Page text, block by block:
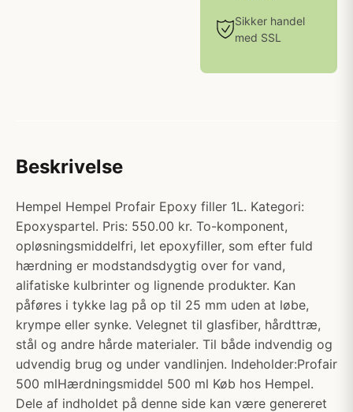
Sikker handel
med SSL
Beskrivelse
Hempel Hempel Profair Epoxy filler 1L. Kategori:
Epoxyspartel. Pris: 550.00 kr. To-komponent,
opløsningsmiddelfri, let epoxyfiller, som efter fuld
hærdning er modstandsdygtig over for vand,
alifatiske kulbrinter og lignende produkter. Kan
påføres i tykke lag på op til 25 mm uden at løbe,
krympe eller synke. Velegnet til glasfiber, hårdttræ,
stål og andre hårde materialer. Til både indvendig og
udvendig brug og under vandlinjen. Indeholder:Profair
500 mlHærdningsmiddel 500 ml Køb hos Hempel.
Dele af indholdet på denne side kan være genereret